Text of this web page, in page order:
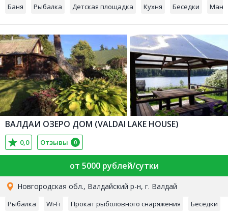
Баня Рыбалка Детская площадка Кухня Беседки
ВАЛДАИ ОЗЕРО ДОМ (VALDAI LAKE HOUSE)
0,0 Отзывы 0
от 5000 рублей/сутки
Новгородская обл., Валдайский р-н, г. Валдай
Рыбалка Wi-Fi Прокат рыболовного снаряжения Беседки